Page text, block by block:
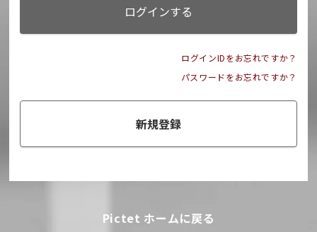
ログインする
ログインIDをお忘れですか？
パスワードをお忘れですか？
新規登録
Pictet ホームに戻る